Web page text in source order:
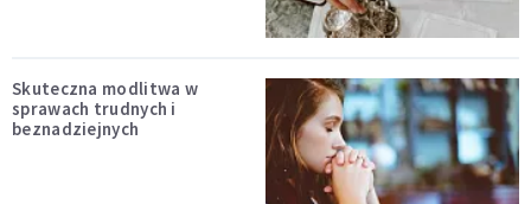
Skuteczna modlitwa w
sprawach trudnych i
beznadziejnych